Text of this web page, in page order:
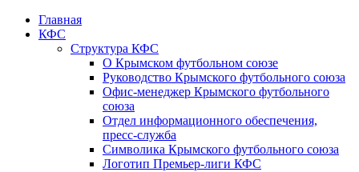
Главная
КФС
Структура КФС
О Крымском футбольном союзе
Руководство Крымского футбольного союза
Офис-менеджер Крымского футбольного
союза
Отдел информационного обеспечения,
пресс-служба
Символика Крымского футбольного союза
Логотип Премьер-лиги КФС